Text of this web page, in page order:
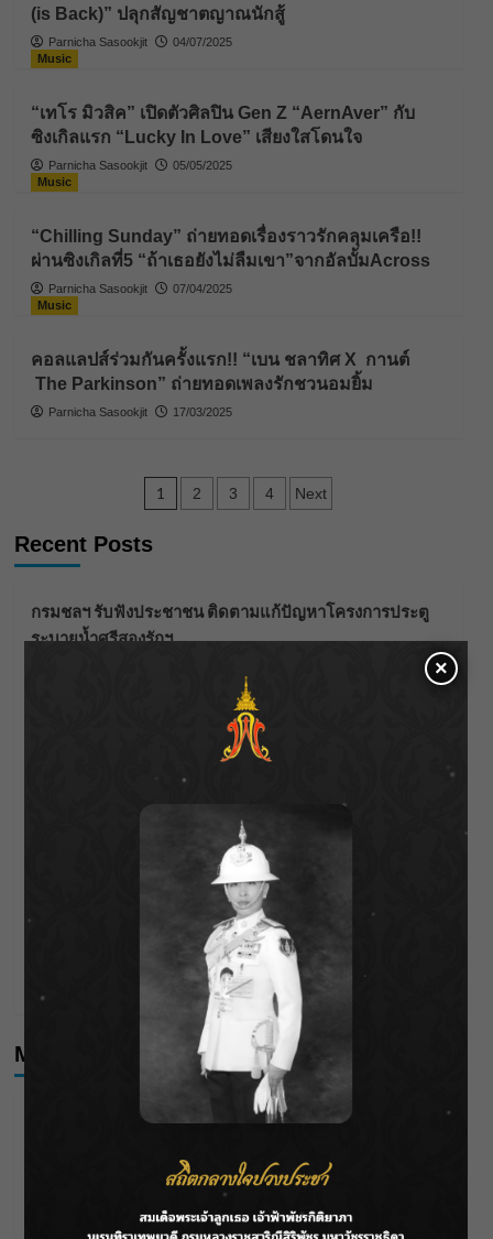
(is Back)” ปลุกสัญชาตญาณนักสู้
Parnicha Sasookjit
04/07/2025
Music
“เทโร มิวสิค” เปิดตัวศิลปิน Gen Z “AernAver” กับ
ซิงเกิลแรก “Lucky In Love” เสียงใสโดนใจ
Parnicha Sasookjit
05/05/2025
Music
“Chilling Sunday” ถ่ายทอดเรื่องราวรักคลุมเครือ!!
ผ่านซิงเกิลที่5 “ถ้าเธอยังไม่ลืมเขา”จากอัลบั้มAcross
Parnicha Sasookjit
07/04/2025
Music
คอลแลปส์ร่วมกันครั้งแรก!! “เบน ชลาทิศ X กานต์
The Parkinson” ถ่ายทอดเพลงรักชวนอมยิ้ม
Parnicha Sasookjit 17/03/2025
Posts
pagination
1 2 3 4 Next
Recent Posts
กรมชลฯ รับฟังประชาชน ติดตามแก้ปัญหาโครงการประตู
ระบายน้ำศรีสองรักฯ
‘แมน การิน’ แชร์ความเชื่อชวนคิด! “อยากกินอะไรหลังจาก
ลาโลกนี้ ให้ใส่บาตรสิ่งนั้นไว้ตอนยังมีชีวิต”
ราชเลขานุการในพระองค์ฯ ติดตามโครงการหุบกะพง–ห้วย
ทรายใต้ เสริมความมั่นคงน้ำเพชรบุรี
F.HERO จับมือเกิร์ลกรุ๊ปมาเลเซีย DOLLA ส่งซิงเกิลใหม่สุดส
กรมชลฯ เกาะติดฝนทั่วประเทศ เตรียมเครื่องจักรรับมือน้ำ
เดือดโค้งสุดท้าย! “ภณ ณวัสน์ – จีน่า ญีนา” ส่ง “ธาตรี” เรต
ติ้งพุ่ง พาคนดูแห่ลุ้นบทสรุป 10 สิงหาคมนี้ !
Meta
×